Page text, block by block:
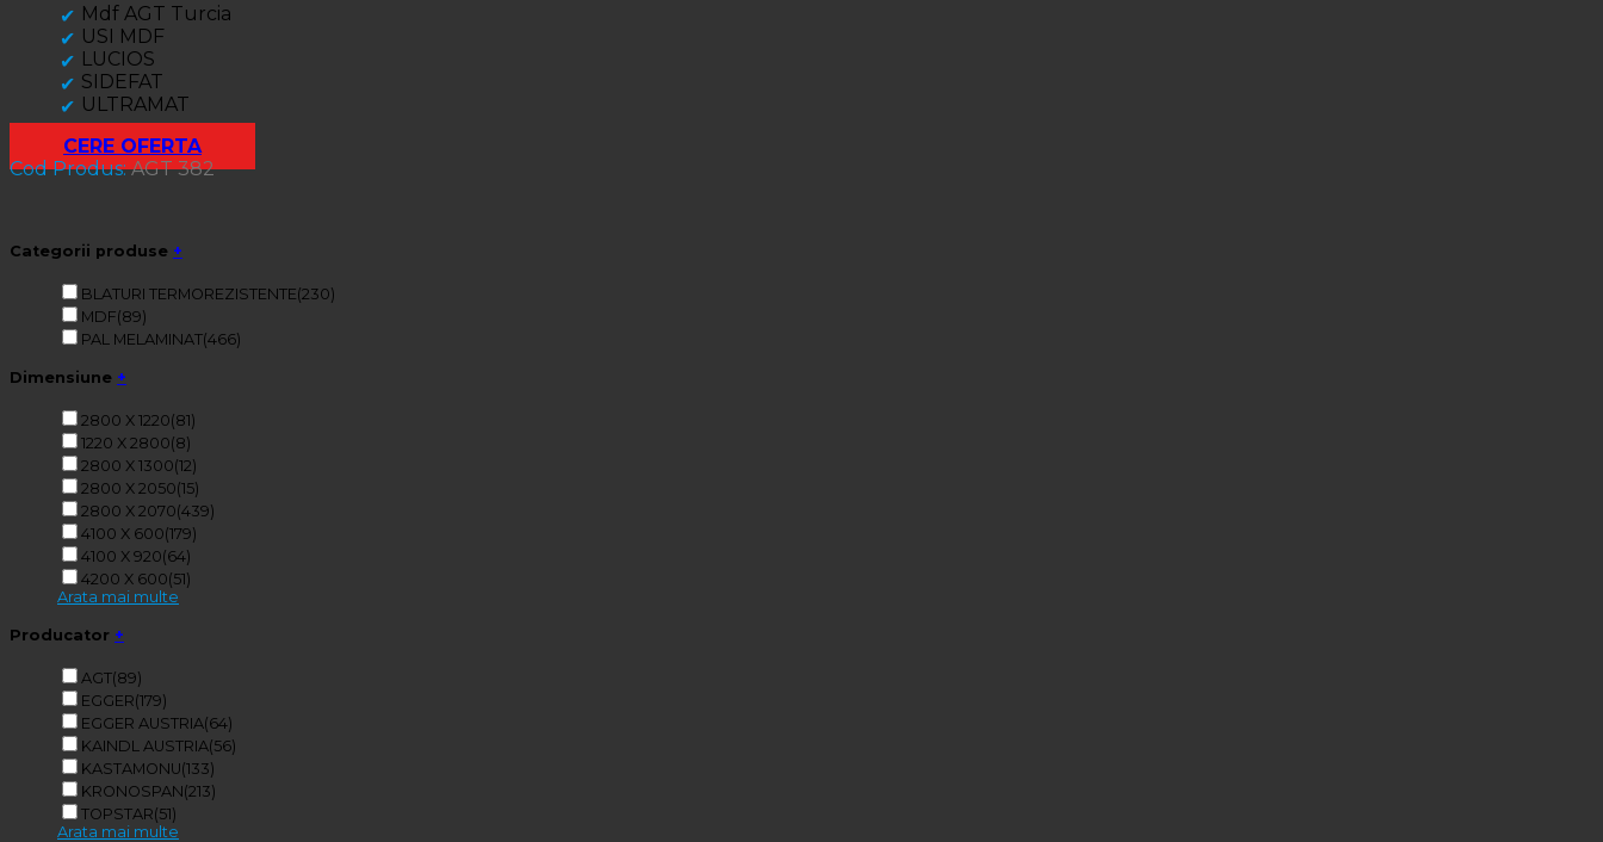
Mdf AGT Turcia
USI MDF
LUCIOS
SIDEFAT
ULTRAMAT
CERE OFERTA
Cod Produs:AGT 382
Categorii produse +
BLATURI TERMOREZISTENTE(230)
MDF(89)
PAL MELAMINAT(466)
Dimensiune +
2800 X 1220(81)
1220 X 2800(8)
2800 X 1300(12)
2800 X 2050(15)
2800 X 2070(439)
4100 X 600(179)
4100 X 920(64)
4200 X 600(51)
Arata mai multe
Producator +
AGT(89)
EGGER(179)
EGGER AUSTRIA(64)
KAINDL AUSTRIA(56)
KASTAMONU(133)
KRONOSPAN(213)
TOPSTAR(51)
Arata mai multe